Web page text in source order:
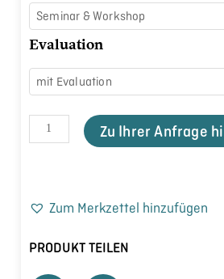
Evaluation
Zu Ihrer Anfrage
Zum Merkzettel hinzufügen
PRODUKT TEILEN